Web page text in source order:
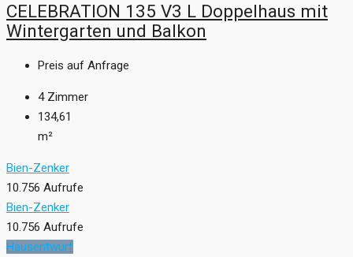
CELEBRATION 135 V3 L Doppelhaus mit
Wintergarten und Balkon
Preis auf Anfrage
4 Zimmer
134,61
m²
Bien-Zenker
10.756 Aufrufe
Bien-Zenker
10.756 Aufrufe
Hausentwurf